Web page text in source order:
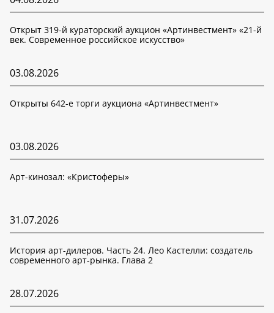
Открыт 319-й кураторский аукцион «Артинвестмент» «21-й
век. Современное российское искусство»
03.08.2026
Открыты 642-е торги аукциона «Артинвестмент»
03.08.2026
Арт-кинозал: «Кристоферы»
31.07.2026
История арт-дилеров. Часть 24. Лео Кастелли: создатель
современного арт-рынка. Глава 2
28.07.2026